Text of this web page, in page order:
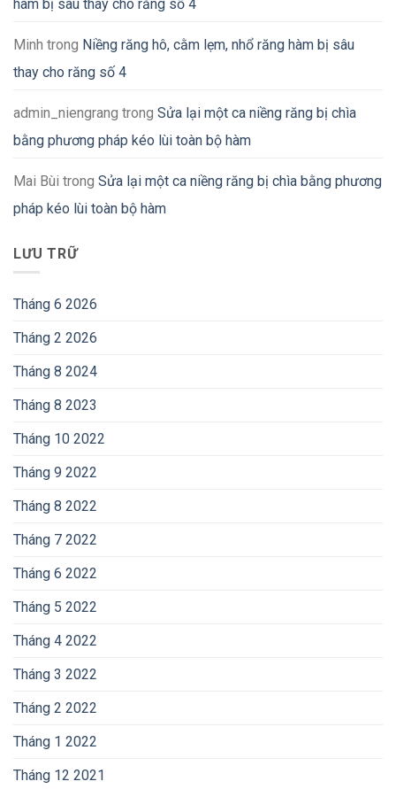
hàm bị sâu thay cho răng số 4
Minh trong Niềng răng hô, cằm lẹm, nhổ răng hàm bị sâu
thay cho răng số 4
admin_niengrang trong Sửa lại một ca niềng răng bị chìa
bằng phương pháp kéo lùi toàn bộ hàm
Mai Bùi trong Sửa lại một ca niềng răng bị chìa bằng phương
pháp kéo lùi toàn bộ hàm
LƯU TRỮ
Tháng 6 2026
Tháng 2 2026
Tháng 8 2024
Tháng 8 2023
Tháng 10 2022
Tháng 9 2022
Tháng 8 2022
Tháng 7 2022
Tháng 6 2022
Tháng 5 2022
Tháng 4 2022
Tháng 3 2022
Tháng 2 2022
Tháng 1 2022
Tháng 12 2021